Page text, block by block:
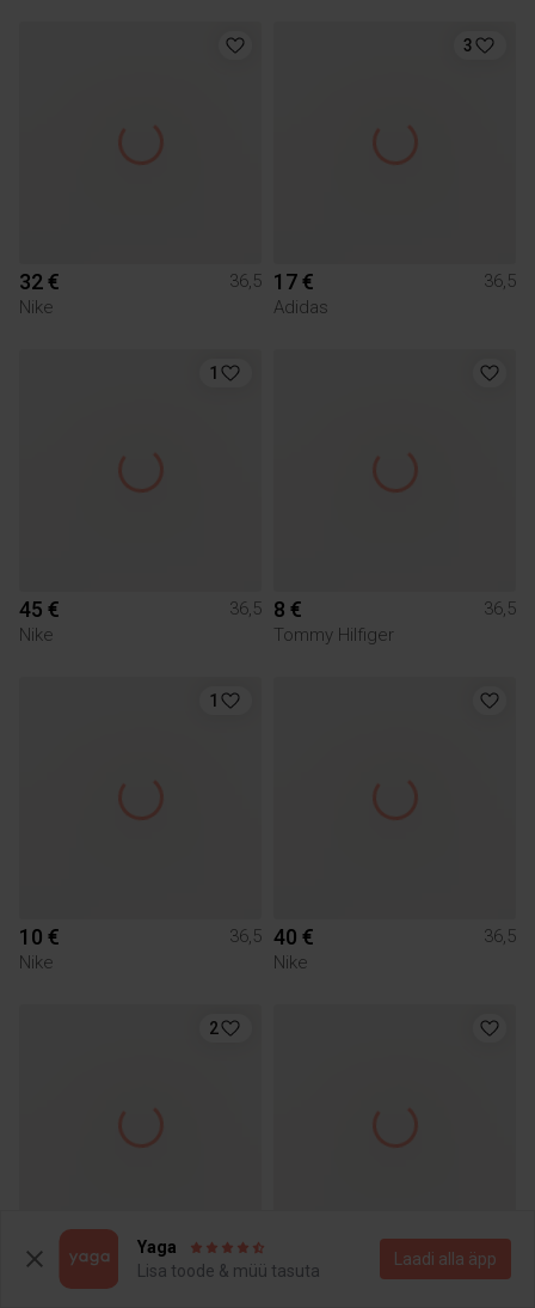
32 €
36,5
Nike
3
17 €
36,5
Adidas
1
45 €
36,5
Nike
8 €
36,5
Tommy Hilfiger
1
10 €
36,5
Nike
40 €
36,5
Nike
2
50 € 36,5 3 €
36,5
Yaga
Lisa toode & müü tasuta
Laadi alla äpp